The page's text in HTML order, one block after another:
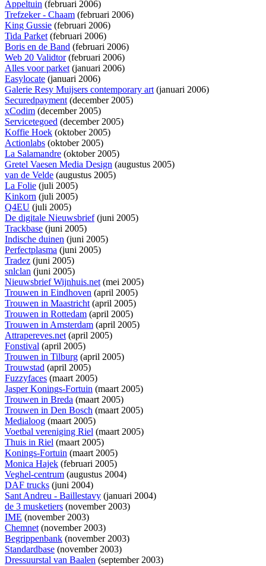
Appeltuin (februari 2006)
Trefzeker - Chaam (februari 2006)
King Gussie (februari 2006)
Tida Parket(februari 2006)
Boris en de Band (februari 2006)
Web 20 Validtor(februari 2006)
Alles voor parket(januari 2006)
Easylocate (januari 2006)
Galerie Resy Muijsers contemporary art(januari 2006)
Securedpayment(december 2005)
xCodim (december 2005)
Servicetegoed (december 2005)
Koffie Hoek (oktober 2005)
Actionlabs (oktober 2005)
La Salamandre (oktober 2005)
Gretel Vaesen Media Design (augustus 2005)
van de Velde (augustus 2005)
La Folie (juli 2005)
Kinkorn (juli 2005)
Q4EU (juli 2005)
De digitale Nieuwsbrief(juni 2005)
Trackbase (juni 2005)
Indische duinen (juni 2005)
Perfectplasma (juni 2005)
Tradez (juni 2005)
snlclan (juni 2005)
Nieuwsbrief Wijnhuis.net(mei 2005)
Trouwen in Eindhoven (april 2005)
Trouwen in Maastricht(april 2005)
Trouwen in Rottedam (april 2005)
Trouwen in Amsterdam (april 2005)
Attrapereves.net(april 2005)
Fonstival (april 2005)
Trouwen in Tilburg (april 2005)
Trouwstad (april 2005)
Fuzzyfaces (maart 2005)
Jasper Konings-Fortuin (maart 2005)
Trouwen in Breda (maart 2005)
Trouwen in Den Bosch (maart 2005)
Medialoog (maart 2005)
Voetbal vereniging Riel (maart 2005)
Thuis in Riel (maart 2005)
Konings-Fortuin (maart 2005)
Monica Hajek (februari 2005)
Veghel-centrum (augustus 2004)
DAF trucks (juni 2004)
Sant Andreu - Baillestavy (januari 2004)
de 3 musketiers (november 2003)
IME (november 2003)
Chemnet(november 2003)
Begrippenbank (november 2003)
Standardbase (november 2003)
Dressuurstal van Baalen (september 2003)